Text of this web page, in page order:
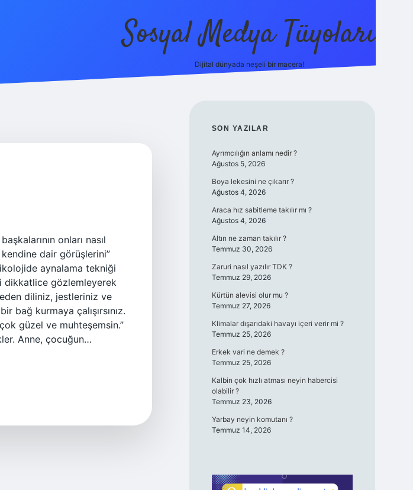
Sosyal Medya Tüyoları
Dijital dünyada neşeli bir macera!
onları nasıl
dair görüşlerini”
aynalama tekniği
dikkatlice gözlemleyerek
diliniz, jestleriniz ve
kurmaya çalışırsınız.
güzel ve muhteşemsin.”
Anne, çocuğun…
SIDEBAR
SON YAZILAR
Ayrımcılığın anlamı nedir ?
Ağustos 5, 2026
Boya lekesini ne çıkarır ?
Ağustos 4, 2026
Araca hız sabitleme takılır mı ?
Ağustos 4, 2026
Altın ne zaman takılır ?
Temmuz 30, 2026
Zaruri nasıl yazılır TDK ?
Temmuz 29, 2026
Kürtün alevisi olur mu ?
Temmuz 27, 2026
Klimalar dışarıdaki havayı içeri verir mi ?
Temmuz 25, 2026
Erkek vari ne demek ?
Temmuz 25, 2026
Kalbin çok hızlı atması neyin habercisi
olabilir ?
Temmuz 23, 2026
Yarbay neyin komutanı ?
Temmuz 14, 2026